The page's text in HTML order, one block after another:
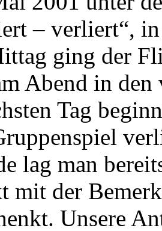
– verliert“,
ging der
Abend in
Tag
lag man
mit der
Unsere